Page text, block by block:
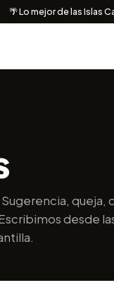
🌴 Lo mejor de las Islas
queja,
desde